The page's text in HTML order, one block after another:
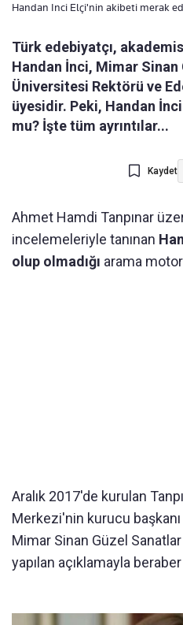
Handan Inci Elçi'nin akibeti merak
Türk edebiyatçı,
Handan İnci, Mimar
Üniversitesi Rektörü ve
üyesidir. Peki, Handan
mu? İşte tüm ayrıntılar...
Kaydet
Ahmet Hamdi Tanpınar
incelemeleriyle tanınan
olup olmadığı arama
Aralık 2017'de kurulan
Merkezi'nin kurucu
Mimar Sinan Güzel
yapılan açıklamayla